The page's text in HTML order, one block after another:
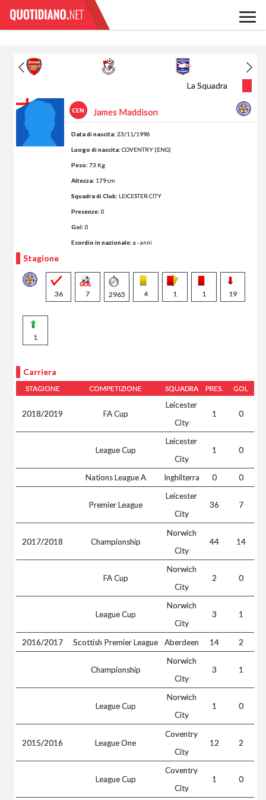
La Squadra
CEN James Maddison
Data di nascita: 23/11/1996
Luogo di nascita: COVENTRY (ENG)
Peso: 73 Kg
Altezza: 179 cm
Squadra di Club: LEICESTER CITY
Presenze: 0
Gol: 0
Esordio in nazionale: a - anni
Stagione
36 7 2965 4 1 1 19
1
Carriera
STAGIONE COMPETIZIONE SQUADRA PRES. GOL
2018/2019 FA Cup
Leicester
City
1 0
League Cup
Leicester
City
1 0
Nations League A Inghilterra 0 0
Premier League
Leicester
City
36 7
2017/2018 Championship
Norwich
City
44 14
FA Cup
Norwich
City
2 0
League Cup
Norwich
City
3 1
2016/2017 Scottish Premier League Aberdeen 14 2
Championship
Norwich
City
3 1
League Cup
Norwich
City
1 0
2015/2016 League One
Coventry
City
12 2
League Cup
Coventry
City
1 0